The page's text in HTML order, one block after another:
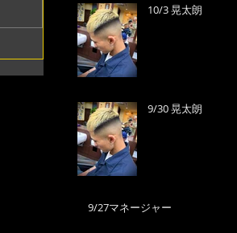
10/3 晃太朗
9/30 晃太朗
9/27マネージャー